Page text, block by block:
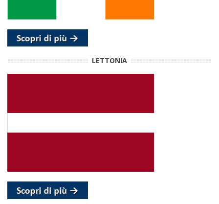
LETTONIA